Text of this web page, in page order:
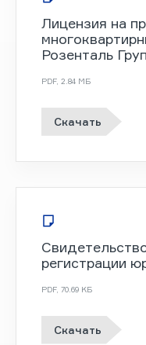
Лицензия на
Розенталь
PDF, 2.84 MБ
Скачать
регистрации
PDF, 70.69 KБ
Скачать